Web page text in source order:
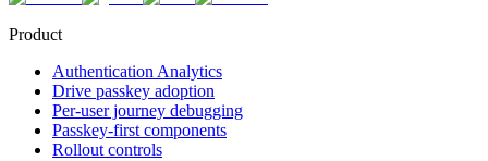
Product
Authentication Analytics
Drive passkey adoption
Per-user journey debugging
Passkey-first components
Rollout controls